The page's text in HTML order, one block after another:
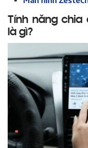
Tính năng
là gì?